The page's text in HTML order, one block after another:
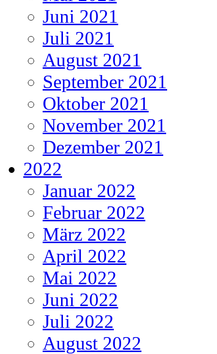
Juni 2021
Juli 2021
August 2021
September 2021
Oktober 2021
November 2021
Dezember 2021
2022
Januar 2022
Februar 2022
März 2022
April 2022
Mai 2022
Juni 2022
Juli 2022
August 2022